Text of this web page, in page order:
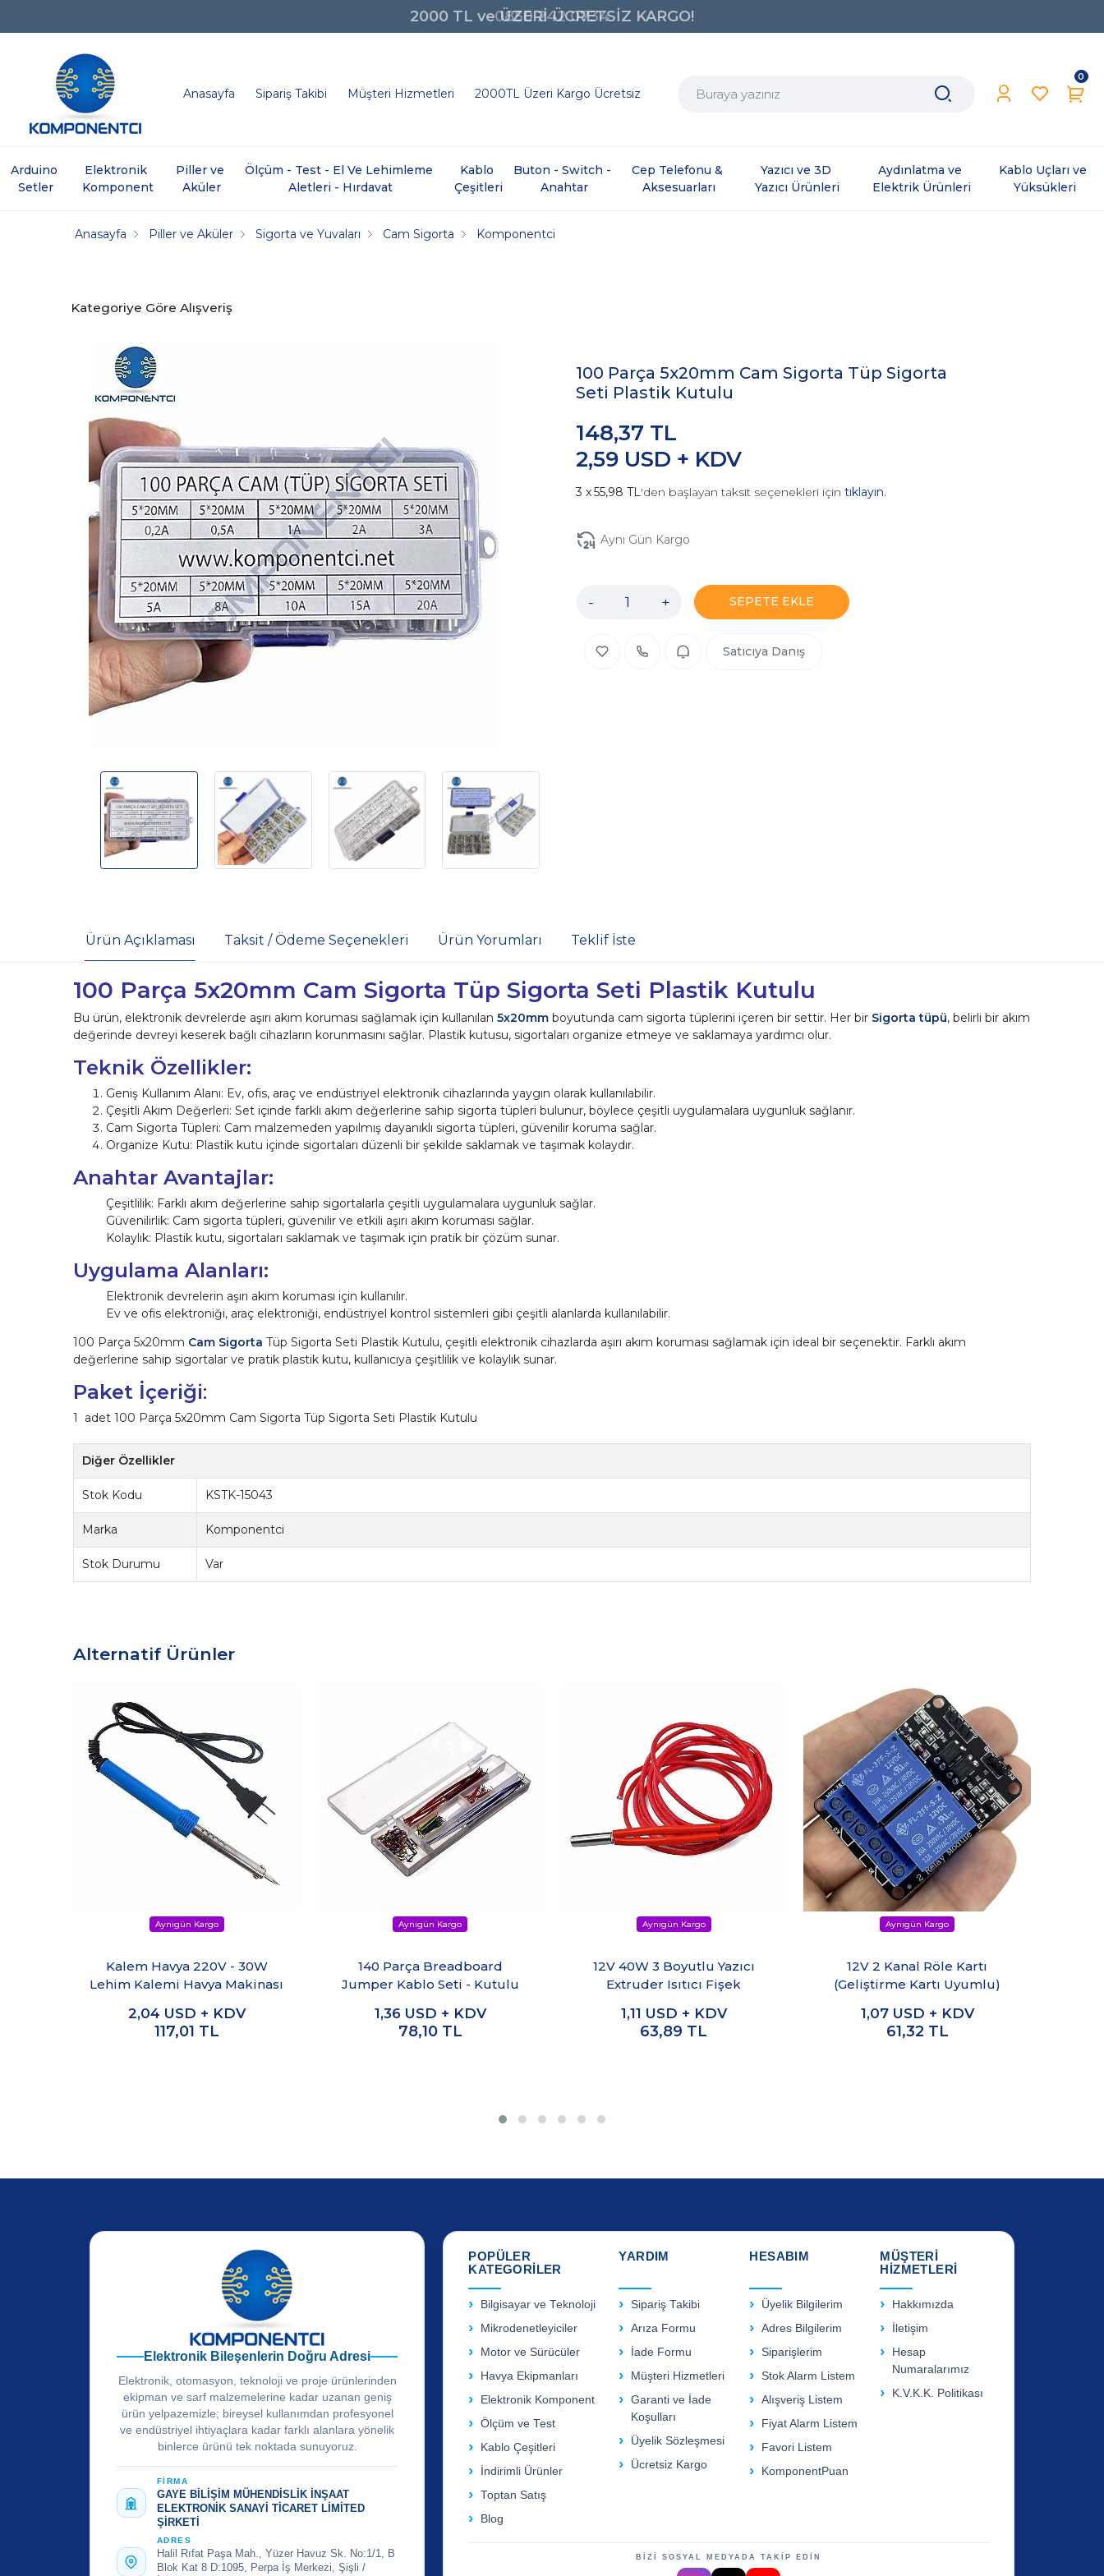
0850 242 0734
Anasayfa Sipariş Takibi Müşteri Hizmetleri 2000TL Üzeri Kargo Ücretsiz
0
Arduino
Setler
Elektronik
Komponent
Piller ve
Aküler
Ölçüm - Test - El Ve Lehimleme
Aletleri - Hırdavat
Kablo
Çeşitleri
Buton - Switch -
Anahtar
Cep Telefonu &
Aksesuarları
Yazıcı ve 3D
Yazıcı Ürünleri
Aydınlatma ve
Elektrik Ürünleri
Kablo Uçları ve
Yüksükleri
Anasayfa Piller ve Aküler Sigorta ve Yuvaları Cam Sigorta Komponentci
Kategoriye Göre Alışveriş
100 Parça 5x20mm Cam Sigorta Tüp Sigorta
Seti Plastik Kutulu
2,59 USD + KDV
148,37 TL
55,98 TL'den başlayan taksit seçenekleri için tıklayın.
Aynı Gün Kargo
- + SEPETE EKLE
Satıcıya Danış
Ürün Açıklaması Taksit / Ödeme Seçenekleri Ürün Yorumları Teklif İste
100 Parça 5x20mm Cam Sigorta Tüp Sigorta Seti Plastik Kutulu
Bu ürün, elektronik devrelerde aşırı akım koruması sağlamak için kullanılan 5x20mmboyutunda cam sigorta tüplerini içeren bir settir. Her bir Sigorta tüpü, belirli bir akım
değerinde devreyi keserek bağlı cihazların korunmasını sağlar. Plastik kutusu, sigortaları organize etmeye ve saklamaya yardımcı olur.
Teknik Özellikler:
Geniş Kullanım Alanı: Ev, ofis, araç ve endüstriyel elektronik cihazlarında yaygın olarak kullanılabilir.
Çeşitli Akım Değerleri: Set içinde farklı akım değerlerine sahip sigorta tüpleri bulunur, böylece çeşitli uygulamalara uygunluk sağlanır.
Cam Sigorta Tüpleri: Cam malzemeden yapılmış dayanıklı sigorta tüpleri, güvenilir koruma sağlar.
Organize Kutu: Plastik kutu içinde sigortaları düzenli bir şekilde saklamak ve taşımak kolaydır.
Anahtar Avantajlar:
Çeşitlilik: Farklı akım değerlerine sahip sigortalarla çeşitli uygulamalara uygunluk sağlar.
Güvenilirlik: Cam sigorta tüpleri, güvenilir ve etkili aşırı akım koruması sağlar.
Kolaylık: Plastik kutu, sigortaları saklamak ve taşımak için pratik bir çözüm sunar.
Uygulama Alanları:
Elektronik devrelerin aşırı akım koruması için kullanılır.
Ev ve ofis elektroniği, araç elektroniği, endüstriyel kontrol sistemleri gibi çeşitli alanlarda kullanılabilir.
100 Parça 5x20mm Cam Sigorta Tüp Sigorta Seti Plastik Kutulu, çeşitli elektronik cihazlarda aşırı akım koruması sağlamak için ideal bir seçenektir. Farklı akım
değerlerine sahip sigortalar ve pratik plastik kutu, kullanıcıya çeşitlilik ve kolaylık sunar.
Paket İçeriği:
1 adet 100 Parça 5x20mm Cam Sigorta Tüp Sigorta Seti Plastik Kutulu
Diğer Özellikler
Stok Kodu KSTK-15043
Marka Komponentci
Stok Durumu Var
Alternatif Ürünler
Kalem Havya 220V - 30W
Lehim Kalemi Havya Makinası
2,04 USD + KDV
117,01 TL
140 Parça Breadboard
Jumper Kablo Seti - Kutulu
1,36 USD + KDV
78,10 TL
12V 40W 3 Boyutlu Yazıcı
Extruder Isıtıcı Fişek
1,11 USD + KDV
63,89 TL
12V 2 Kanal Röle Kartı
(Geliştirme Kartı Uyumlu)
1,07 USD + KDV
61,32 TL
Elektronik Bileşenlerin Doğru Adresi
Elektronik, otomasyon, teknoloji ve proje ürünlerinden
ekipman ve sarf malzemelerine kadar uzanan geniş
ürün yelpazemizle; bireysel kullanımdan profesyonel
ve endüstriyel ihtiyaçlara kadar farklı alanlara yönelik
binlerce ürünü tek noktada sunuyoruz.
FİRMA
GAYE BİLİŞİM MÜHENDİSLİK İNŞAAT
ELEKTRONİK SANAYİ TİCARET LİMİTED
ŞİRKETİ
ADRES
Halil Rıfat Paşa Mah., Yüzer Havuz Sk. No:1/1, B
Blok Kat 8 D:1095, Perpa İş Merkezi, Şişli /
POPÜLER
KATEGORİLER
Bilgisayar ve Teknoloji
Mikrodenetleyiciler
Motor ve Sürücüler
Havya Ekipmanları
Elektronik Komponent
Ölçüm ve Test
Kablo Çeşitleri
İndirimli Ürünler
Toptan Satış
Blog
YARDIM
Sipariş Takibi
Arıza Formu
İade Formu
Müşteri Hizmetleri
Garanti ve İade
Koşulları
Üyelik Sözleşmesi
Ücretsiz Kargo
HESABIM
Üyelik Bilgilerim
Adres Bilgilerim
Siparişlerim
Stok Alarm Listem
Alışveriş Listem
Fiyat Alarm Listem
Favori Listem
KomponentPuan
MÜŞTERİ
HİZMETLERİ
Hakkımızda
İletişim
Hesap
Numaralarımız
K.V.K.K. Politikası
BİZİ SOSYAL MEDYADA TAKİP EDİN